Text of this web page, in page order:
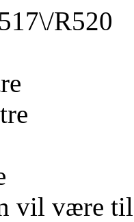
R520
vil være